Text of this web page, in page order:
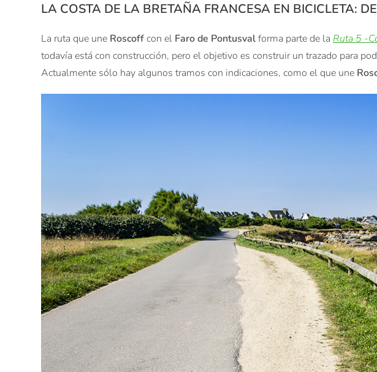
LA COSTA DE LA BRETAÑA FRANCESA EN BICICLETA:
La ruta que une Roscoffcon el Faro de Pontusvalforma parte de laRuta 5 -
todavía está con construcción, pero el objetivo es construir un trazado para
Actualmente sólo hay algunos tramos con indicaciones, como el que une